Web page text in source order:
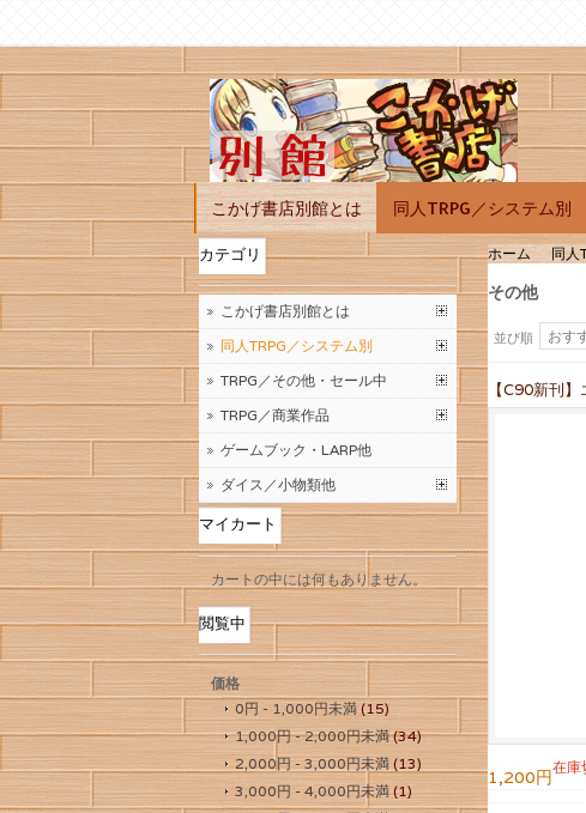
こかげ書店別館とは 同人TRPG／システム別
ホーム 同人
その他
並び順 おす
【C90新刊】
1,200円在庫
カテゴリ
こかげ書店別館とは
同人TRPG／システム別
TRPG／その他・セール中
TRPG／商業作品
ゲームブック・LARP他
ダイス／小物類他
マイカート
カートの中には何もありません。
閲覧中
価格
0円 - 1,000円未満 (15)
1,000円-2,000円未満(34)
2,000円-3,000円未満 (13)
3,000円-4,000円未満(1)